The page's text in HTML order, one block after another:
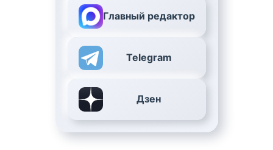
Главный редактор
Telegram
Дзен